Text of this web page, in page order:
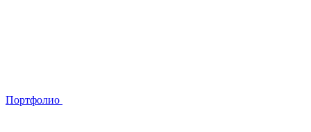
Портфолио